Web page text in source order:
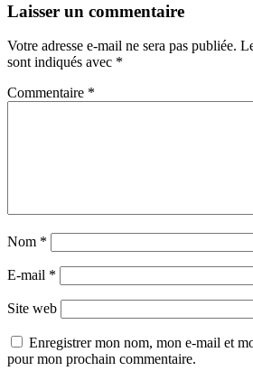
Laisser un commentaire
Votre adresse e-mail ne sera pas publiée.
sont indiqués avec *
Commentaire *
Nom *
E-mail *
Site web
Enregistrer mon nom, mon e-mail et
pour mon prochain commentaire.